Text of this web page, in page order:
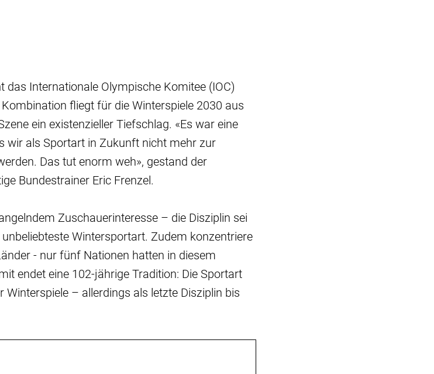
Internationale Olympische Komitee (IOC)
fliegt für die Winterspiele 2030 aus
ein existenzieller Tiefschlag. «Es war eine
wir als Sportart in Zukunft nicht mehr zur
Das tut enorm weh», gestand der
Bundestrainer Eric Frenzel.
Zuschauerinteresse – die Disziplin sei
Wintersportart. Zudem konzentriere
- nur fünf Nationen hatten in diesem
endet eine 102-jährige Tradition: Die Sportart
– allerdings als letzte Disziplin bis